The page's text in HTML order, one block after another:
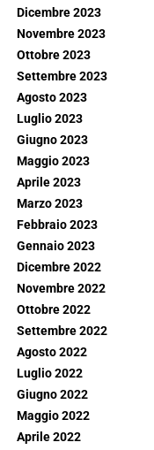
Dicembre 2023
Novembre 2023
Ottobre 2023
Settembre 2023
Agosto 2023
Luglio 2023
Giugno 2023
Maggio 2023
Aprile 2023
Marzo 2023
Febbraio 2023
Gennaio 2023
Dicembre 2022
Novembre 2022
Ottobre 2022
Settembre 2022
Agosto 2022
Luglio 2022
Giugno 2022
Maggio 2022
Aprile 2022